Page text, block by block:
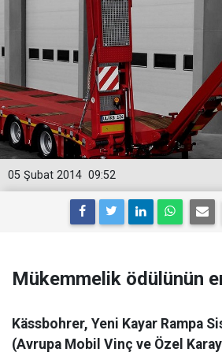
09:52
05 Şubat 2014
Mükemmelik ödülünün
Kässbohrer, Yeni Kayar Rampa
(Avrupa Mobil Vinç ve Özel